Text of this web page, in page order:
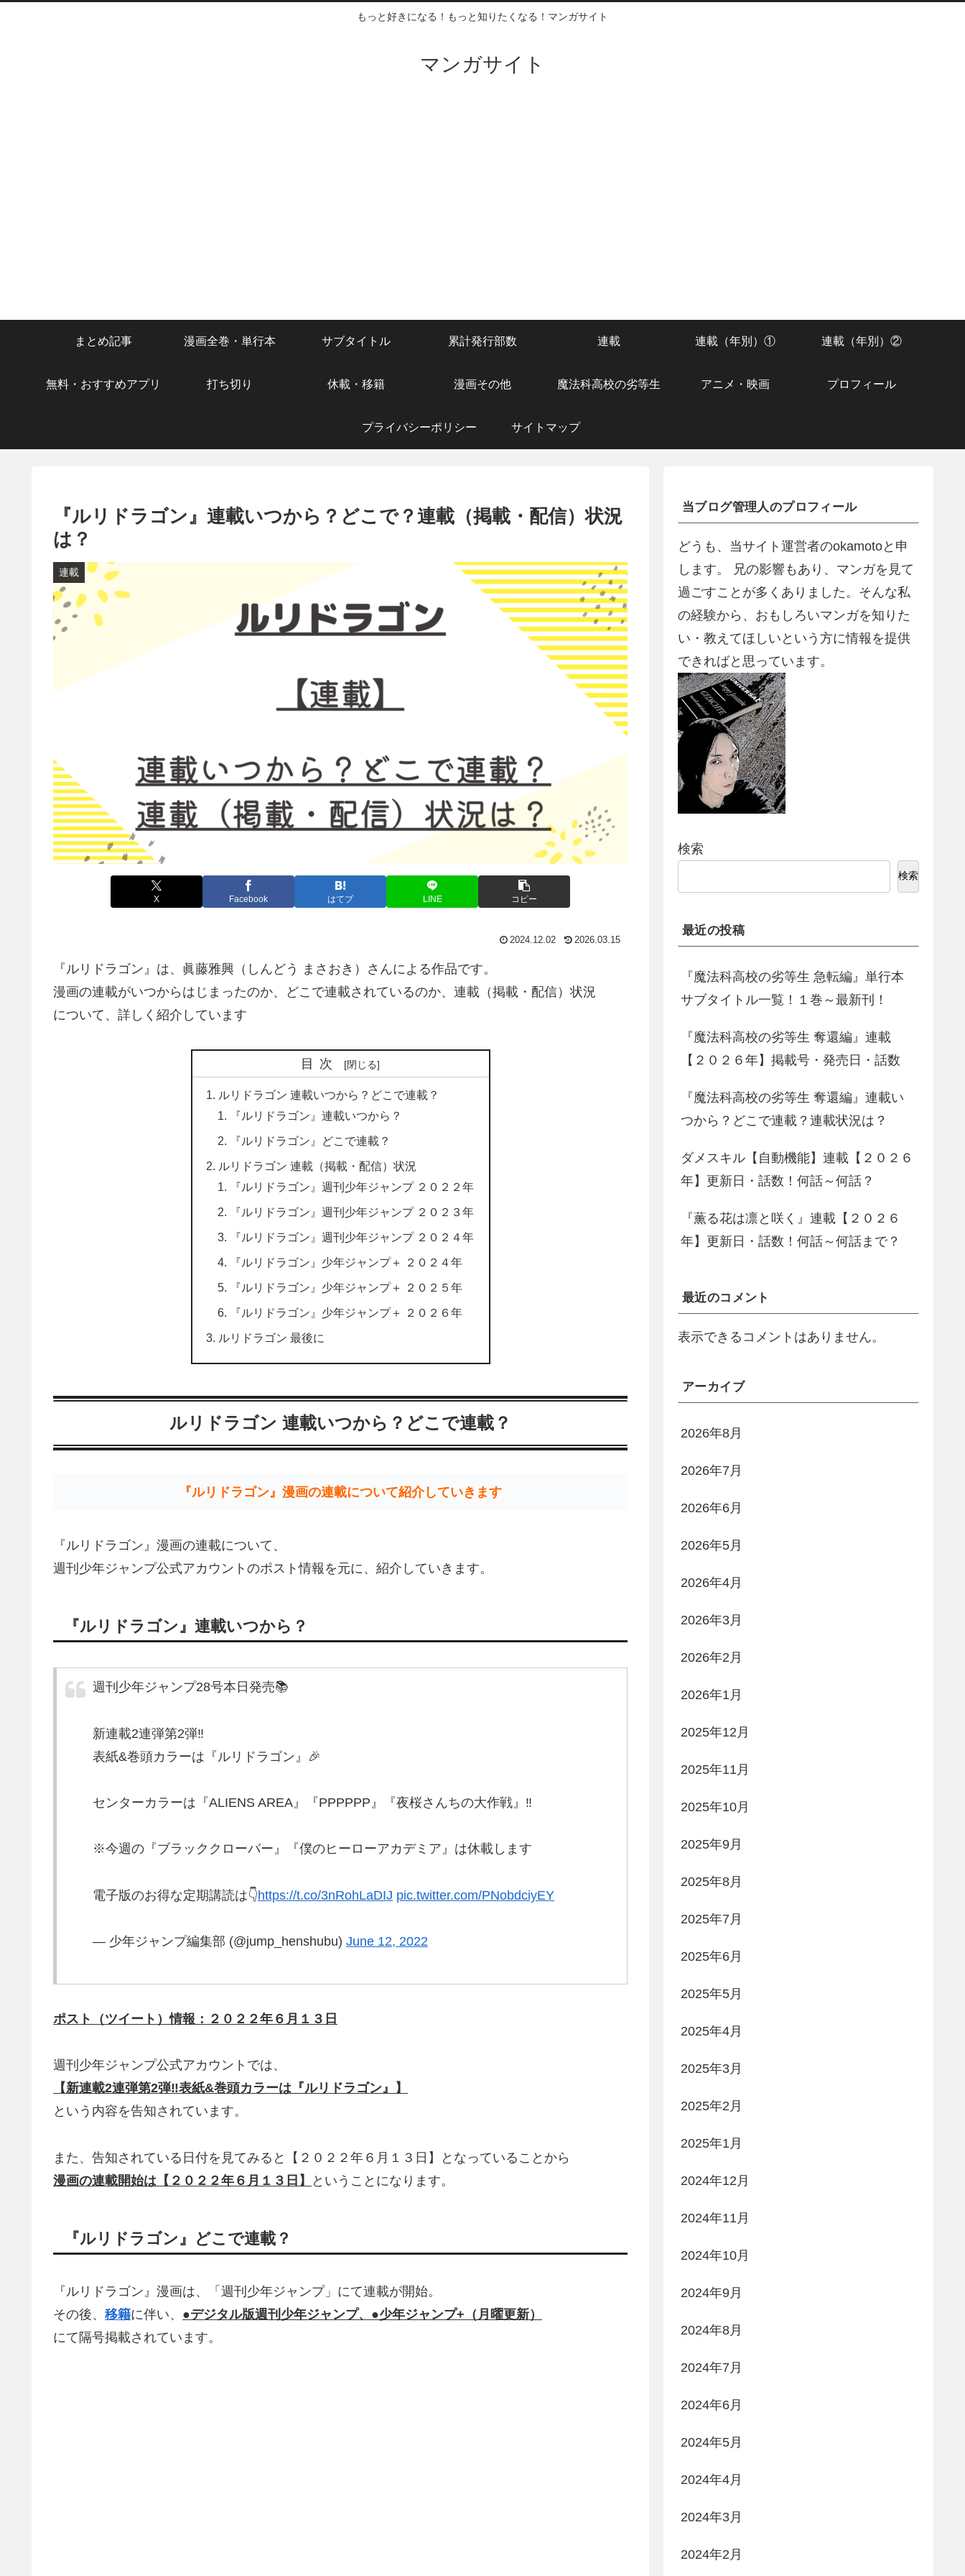
もっと好きになる！もっと知りたくなる！マンガサイト
マンガサイト
まとめ記事 漫画全巻・単行本 サブタイトル 累計発行部数 連載 連載（年別）① 連載（年別）②
無料・おすすめアプリ 打ち切り 休載・移籍 漫画その他 魔法科高校の劣等生 アニメ・映画 プロフィール
プライバシーポリシー サイトマップ
『ルリドラゴン』連載いつから？どこで？連載（掲載・配信）状況
は？
連載
X Facebook はてブ LINE コピー
2024.12.02 2026.03.15
『ルリドラゴン』は、眞藤雅興（しんどう まさおき）さんによる作品です。
漫画の連載がいつからはじまったのか、どこで連載されているのか、連載（掲載・配信）状況
について、詳しく紹介しています
目次
ルリドラゴン 連載いつから？どこで連載？
『ルリドラゴン』連載いつから？
『ルリドラゴン』どこで連載？
ルリドラゴン 連載（掲載・配信）状況
『ルリドラゴン』週刊少年ジャンプ ２０２２年
『ルリドラゴン』週刊少年ジャンプ ２０２３年
『ルリドラゴン』週刊少年ジャンプ ２０２４年
『ルリドラゴン』少年ジャンプ＋ ２０２４年
『ルリドラゴン』少年ジャンプ＋ ２０２５年
『ルリドラゴン』少年ジャンプ＋ ２０２６年
ルリドラゴン 最後に
ルリドラゴン 連載いつから？どこで連載？
『ルリドラゴン』漫画の連載について紹介していきます
『ルリドラゴン』漫画の連載について、
週刊少年ジャンプ公式アカウントのポスト情報を元に、紹介していきます。
『ルリドラゴン』連載いつから？
週刊少年ジャンプ28号本日発売📚
新連載2連弾第2弾‼️
表紙&巻頭カラーは『ルリドラゴン』🎉
センターカラーは『ALIENS AREA』『PPPPPP』『夜桜さんちの大作戦』‼️
※今週の『ブラッククローバー』『僕のヒーローアカデミア』は休載します
電子版のお得な定期講読は👇https://t.co/3nRohLaDIJ pic.twitter.com/PNobdciyEY
— 少年ジャンプ編集部 (@jump_henshubu) June 12, 2022
ポスト（ツイート）情報：２０２２年６月１３日
週刊少年ジャンプ公式アカウントでは、
【新連載2連弾第2弾‼️表紙&巻頭カラーは『ルリドラゴン』】
という内容を告知されています。
また、告知されている日付を見てみると【２０２２年６月１３日】となっていることから
漫画の連載開始は【２０２２年６月１３日】
ということになります。
『ルリドラゴン』どこで連載？
『ルリドラゴン』漫画は、「週刊少年ジャンプ」にて連載が開始。
その後、 移籍に伴い、 ●デジタル版週刊少年ジャンプ、●少年ジャンプ+（月曜更新）
にて隔号掲載されています。
当ブログ管理人のプロフィール
どうも、当サイト運営者のokamotoと申
します。 兄の影響もあり、マンガを見て
過ごすことが多くありました。そんな私
の経験から、おもしろいマンガを知りた
い・教えてほしいという方に情報を提供
できればと思っています。
検索
検索
最近の投稿
『魔法科高校の劣等生 急転編』単行本
サブタイトル一覧！１巻～最新刊！
『魔法科高校の劣等生 奪還編』連載
【２０２６年】掲載号・発売日・話数
『魔法科高校の劣等生 奪還編』連載い
つから？どこで連載？連載状況は？
ダメスキル【自動機能】連載【２０２６
年】更新日・話数！何話～何話？
『薫る花は凛と咲く』連載【２０２６
年】更新日・話数！何話～何話まで？
最近のコメント
表示できるコメントはありません。
アーカイブ
2026年8月
2026年7月
2026年6月
2026年5月
2026年4月
2026年3月
2026年2月
2026年1月
2025年12月
2025年11月
2025年10月
2025年9月
2025年8月
2025年7月
2025年6月
2025年5月
2025年4月
2025年3月
2025年2月
2025年1月
2024年12月
2024年11月
2024年10月
2024年9月
2024年8月
2024年7月
2024年6月
2024年5月
2024年4月
2024年3月
2024年2月